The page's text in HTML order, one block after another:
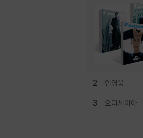
2 임영웅
3 오디세이아